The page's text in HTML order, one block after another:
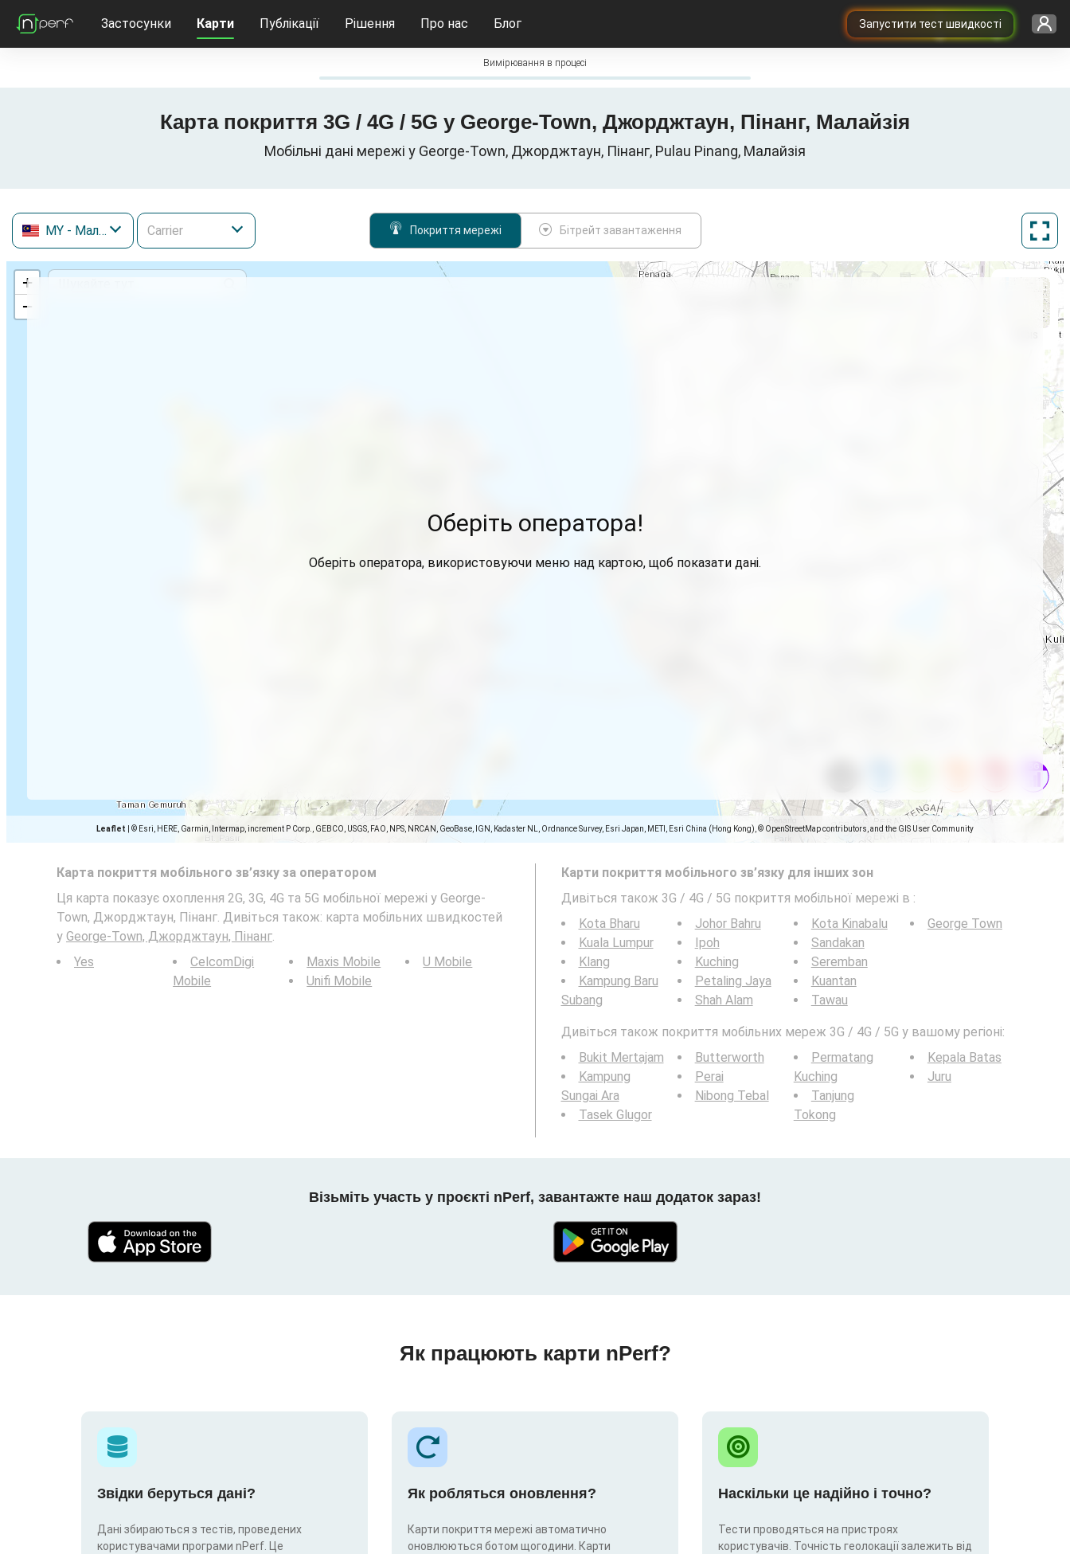
Запустити тест швидкості
Застосунки Карти Публікації Рішення Про нас Блог
Вимірювання в процесі
Карта покриття 3G / 4G / 5G у George-Town, Джорджтаун, Пінанг, Малайзія
Мобільні дані мережі у George-Town, Джорджтаун, Пінанг, Pulau Pinang, Малайзія
MY - Малайзія Покриття мережі Бітрейт завантаження
+
−
Leaflet © Esri, HERE, Garmin, Intermap, increment P Corp., GEBCO, USGS, FAO, NPS, NRCAN, GeoBase, IGN, Kadaster NL, Ordnance Survey, Esri Japan, METI, Esri China (Hong Kong), © OpenStreetMap contributors, and the GIS User Community
Оберіть оператора!
Оберіть оператора, використовуючи меню над картою, щоб показати дані.
Карта покриття мобільного зв’язку за оператором
Ця карта показує охоплення 2G, 3G, 4G та 5G мобільної мережі у George-
Town, Джорджтаун, Пінанг. Дивіться також: карта мобільних швидкостей
у George-Town, Джорджтаун, Пінанг.
Yes
CelcomDigi
Mobile
Maxis Mobile
Unifi Mobile
U Mobile
Карти покриття мобільного зв’язку для інших зон
Дивіться також 3G / 4G / 5G покриття мобільної мережі в :
Kota Bharu
Kuala Lumpur
Klang
Kampung Baru
Subang
Johor Bahru
Ipoh
Kuching
Petaling Jaya
Shah Alam
Kota Kinabalu
Sandakan
Seremban
Kuantan
Tawau
George Town
Дивіться також покриття мобільних мереж 3G / 4G / 5G у вашому регіоні:
Bukit Mertajam
Kampung
Sungai Ara
Tasek Glugor
Butterworth
Perai
Nibong Tebal
Permatang
Kuching
Tanjung
Tokong
Kepala Batas
Juru
Візьміть участь у проєкті nPerf, завантажте наш додаток зараз!
Як працюють карти nPerf?
Звідки беруться дані?
Дані збираються з тестів, проведених
користувачами програми nPerf. Це
Як робляться оновлення?
Карти покриття мережі автоматично
оновлюються ботом щогодини. Карти
Наскільки це надійно і точно?
Тести проводяться на пристроях
користувачів. Точність геолокації залежить від